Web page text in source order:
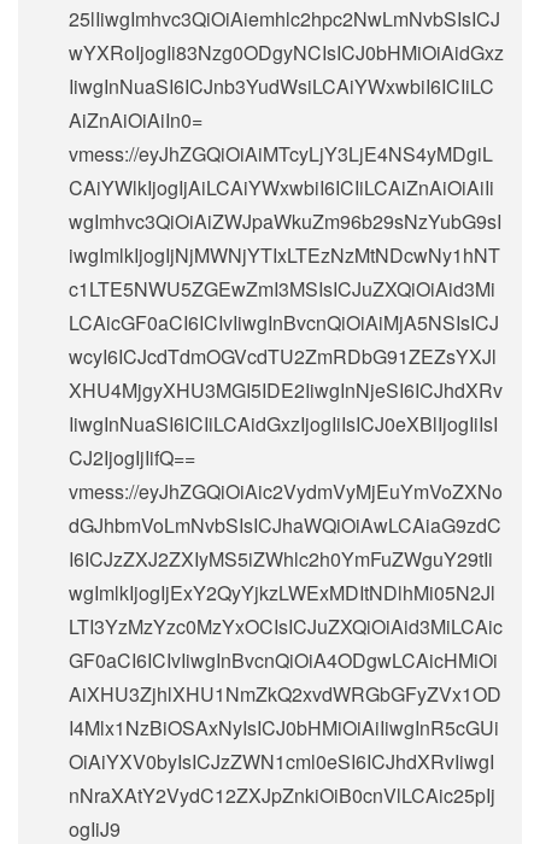
25lIiwgImhvc3QiOiAiemhlc2hpc2NwLmNvbSIsICJ
wYXRoIjogIi83Nzg0ODgyNCIsICJ0bHMiOiAidGxz
IiwgInNuaSI6ICJnb3YudWsiLCAiYWxwbiI6ICIiLC
AiZnAiOiAiIn0=
vmess://eyJhZGQiOiAiMTcyLjY3LjE4NS4yMDgiL
CAiYWlkIjogIjAiLCAiYWxwbiI6ICIiLCAiZnAiOiAiIi
wgImhvc3QiOiAiZWJpaWkuZm96b29sNzYubG9sI
iwgImlkIjogIjNjMWNjYTIxLTEzNzMtNDcwNy1hNT
c1LTE5NWU5ZGEwZmI3MSIsICJuZXQiOiAid3Mi
LCAicGF0aCI6ICIvIiwgInBvcnQiOiAiMjA5NSIsICJ
wcyI6ICJcdTdmOGVcdTU2ZmRDbG91ZEZsYXJl
XHU4MjgyXHU3MGI5IDE2IiwgInNjeSI6ICJhdXRv
IiwgInNuaSI6ICIiLCAidGxzIjogIiIsICJ0eXBlIjogIiIsI
CJ2IjogIjIifQ==
vmess://eyJhZGQiOiAic2VydmVyMjEuYmVoZXNo
dGJhbmVoLmNvbSIsICJhaWQiOiAwLCAiaG9zdC
I6ICJzZXJ2ZXIyMS5iZWhlc2h0YmFuZWguY29tIi
wgImlkIjogIjExY2QyYjkzLWExMDItNDlhMi05N2Jl
LTI3YzMzYzc0MzYxOCIsICJuZXQiOiAid3MiLCAic
GF0aCI6ICIvIiwgInBvcnQiOiA4ODgwLCAicHMiOi
AiXHU3ZjhlXHU1NmZkQ2xvdWRGbGFyZVx1OD
I4Mlx1NzBiOSAxNyIsICJ0bHMiOiAiIiwgInR5cGUi
OiAiYXV0byIsICJzZWN1cml0eSI6ICJhdXRvIiwgI
nNraXAtY2VydC12ZXJpZnkiOiB0cnVlLCAic25pIj
ogIiJ9